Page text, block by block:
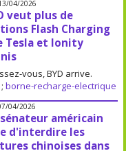
04/2026
veut plus de
Flash Charging
Tesla et Ionity
vous, BYD arrive.
; borne-recharge-electrique
04/2026
américain
d'interdire les
chinoises dans